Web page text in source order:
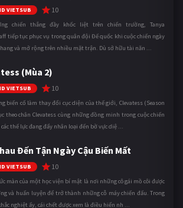
VIETSUB 10
chiến thắng đầy khốc liệt trên chiến trường, Tanya
tiếp tục phục vụ trong quân đội Đế quốc khi cuộc chiến ngày
và mở rộng trên nhiều mặt trận. Dù sở hữu tài năn ...
(Mùa 2)
VIETSUB 10
biến cố làm thay đổi cục diện của thế giới, Clevatess (Season
theo chân Clevatess cùng những đồng minh trong cuộc chiến
thế lực đang đẩy nhân loại đến bờ vực diệ ...
Đến Tận Ngày Cậu Biến Mất
VIETSUB 10
màn của một học viện bí mật là nơi những cô gái mồ côi được
và huấn luyện để trở thành những cỗ máy chiến đấu. Trong
nghiệt ấy, cái chết được xem là điều hiển nh ...